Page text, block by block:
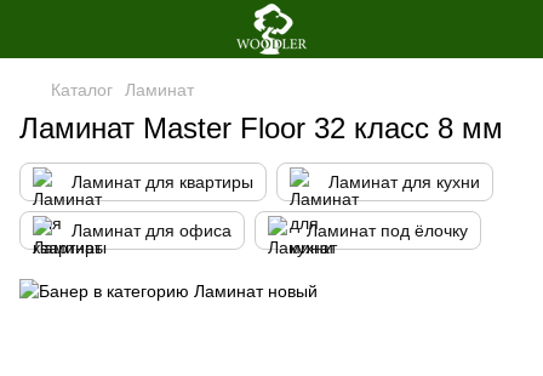
Каталог Ламинат
Ламинат Master Floor 32 класс 8 мм
Ламинат для квартиры Ламинат для кухни
Ламинат для офиса Ламинат под ёлочку